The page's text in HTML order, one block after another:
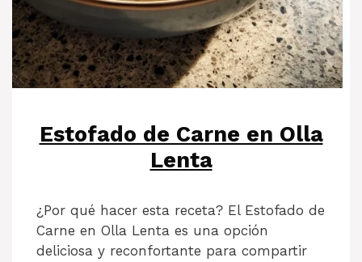
Estofado de Carne en Olla
Lenta
¿Por qué hacer esta receta? El Estofado de
Carne en Olla Lenta es una opción
deliciosa y reconfortante para compartir